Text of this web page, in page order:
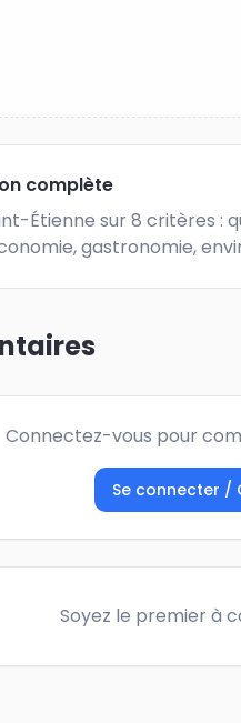
complète
Étienne sur 8 critères :
gastronomie,
Connectez-vous pour
Se connecter /
Soyez le premier à